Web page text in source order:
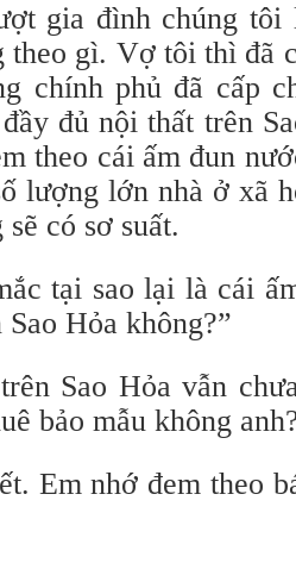
gia đình chúng tôi
theo gì. Vợ tôi thì đã
chính phủ đã cấp
đủ nội thất trên
theo cái ấm đun
lượng lớn nhà ở xã
có sơ suất.
tại sao lại là cái
Hỏa không?”
Sao Hỏa vẫn
bảo mẫu không
Em nhớ đem theo